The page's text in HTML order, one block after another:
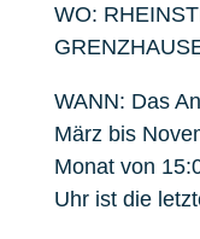
WO:
WANN: Das
März bis
Monat von
Uhr ist die